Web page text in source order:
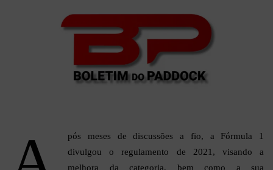
pós meses de discussões a fio, a Fórmula 1
divulgou o regulamento de 2021, visando a
melhora da categoria, bem como a sua